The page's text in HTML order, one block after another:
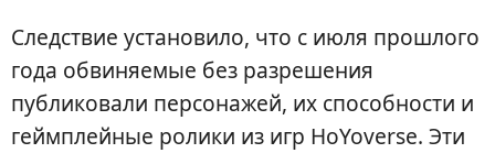
Следствие установило, что с июля прошлого
года обвиняемые без разрешения
публиковали персонажей, их способности и
геймплейные ролики из игр HoYoverse. Эти